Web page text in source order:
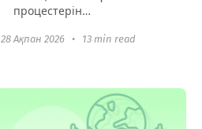
процестерін
тапсырмалардың көрінуін
үшін өте қажет. Бұл
құралдар жұмысын
визуалды...
28 Ақпан 2026 • 13 min read